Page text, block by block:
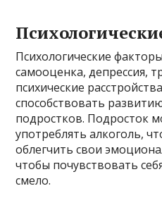
Психологические
самооценка, депрессия,
психические
способствовать
подростков. Подросток
употреблять алкоголь,
облегчить свои
чтобы почувствовать
смело.